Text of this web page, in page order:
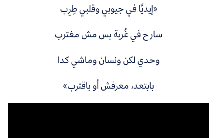
«إيديَّا في جيوبي وقلبي طِرِب
سارح في غُربة بس مش مغترب
وحدي لكن ونسان وماشي كدا
بابتعد، معرفش أو باقترب»